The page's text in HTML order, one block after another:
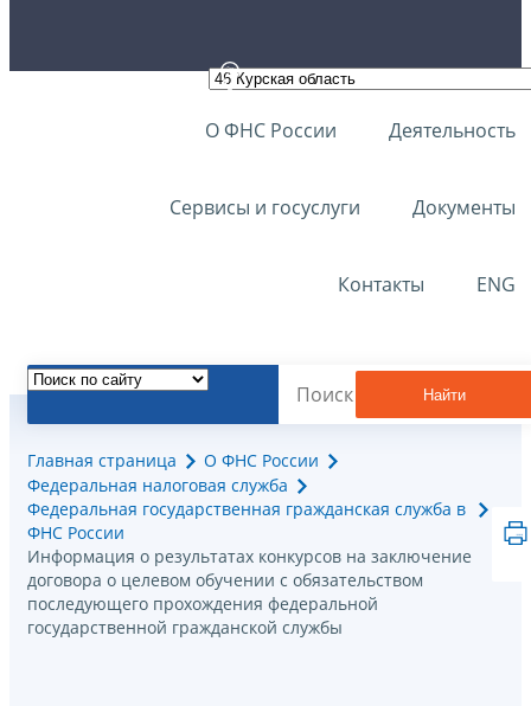
О ФНС России Деятельность
Сервисы и госуслуги Документы
Контакты ENG
Найти
Главная страница
О ФНС России
Федеральная налоговая служба
Федеральная государственная гражданская служба в
ФНС России
Информация о результатах конкурсов на заключение
договора о целевом обучении с обязательством
последующего прохождения федеральной
государственной гражданской службы